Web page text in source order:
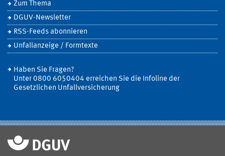
Zum Thema
DGUV-Newsletter
RSS-Feeds abonnieren
Unfallanzeige / Formtexte
Haben Sie Fragen?
Unter 0800 6050404 erreichen Sie die Infoline der
Gesetzlichen Unfallversicherung